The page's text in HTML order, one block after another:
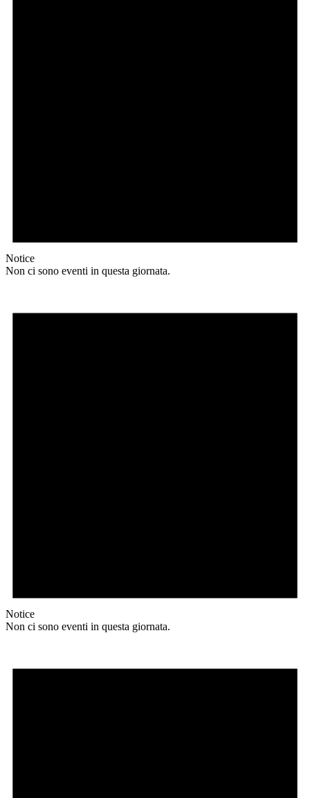
Notice
Non ci sono eventi in questa giornata.
Notice
Non ci sono eventi in questa giornata.